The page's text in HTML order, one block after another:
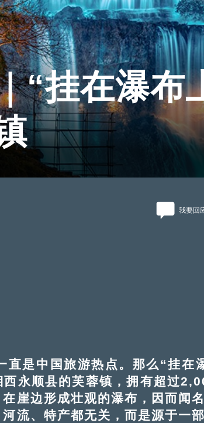
“挂在瀑布
我要回
是中国旅游热点。那么“挂在
永顺县的芙蓉镇，拥有超过
崖边形成壮观的瀑布，因而闻
流、特产都无关，而是源于一